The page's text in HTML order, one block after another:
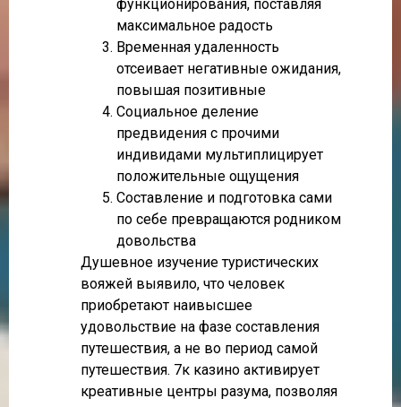
функционирования, поставляя
максимальное радость
Временная удаленность
отсеивает негативные ожидания,
повышая позитивные
Социальное деление
предвидения с прочими
индивидами мультиплицирует
положительные ощущения
Составление и подготовка сами
по себе превращаются родником
довольства
Душевное изучение туристических
вояжей выявило, что человек
приобретают наивысшее
удовольствие на фазе составления
путешествия, а не во период самой
путешествия. 7к казино активирует
креативные центры разума, позволяя